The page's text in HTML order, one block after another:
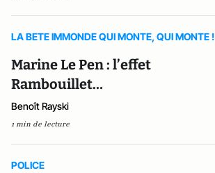
LA BETE IMMONDE QUI MONTE, QUI MONTE !
Marine Le Pen : l’effet
Rambouillet…
Benoît Rayski
1 min de lecture
POLICE